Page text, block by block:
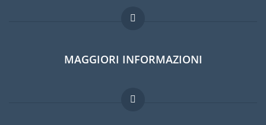
Forum per expat
Guida per expat
Lavori all'estero
MAGGIORI INFORMAZIONI
Domande frequenti